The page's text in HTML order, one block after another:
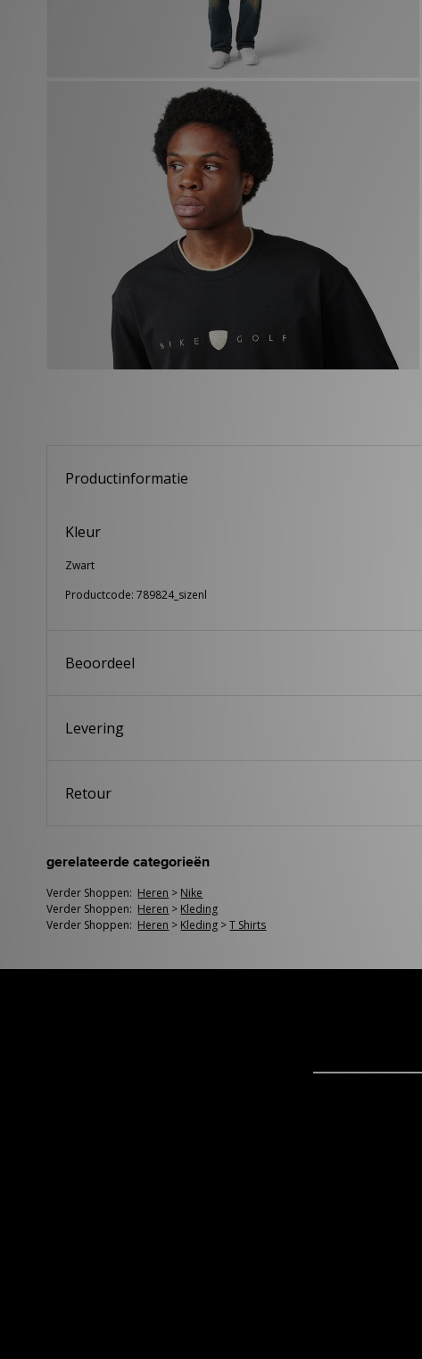
Productinformatie
Kleur
Zwart
Productcode: 789824_sizenl
Beoordeel
Levering
Retour
gerelateerde categorieën
Verder Shoppen: Heren > Nike
Verder Shoppen: Heren > Kleding
Verder Shoppen: Heren > Kleding >T Shirts